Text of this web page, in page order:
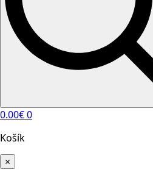
0.00€0
Košík
×